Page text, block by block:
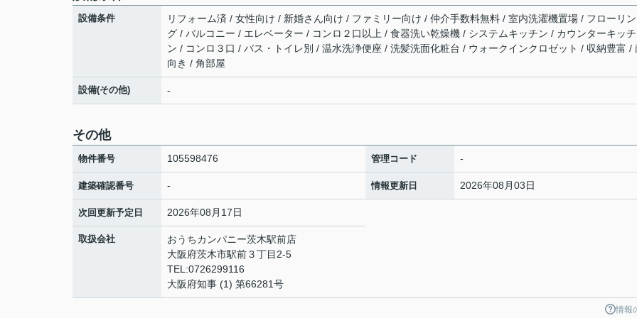
設備条件
リフォーム済 / 女性向け / 新婚さん向け / ファミリー向け / 仲介手数料無料 / 室内洗濯機置場 / フローリン
グ / バルコニー / エレベーター / コンロ２口以上 / 食器洗い乾燥機 / システムキッチン / カウンターキッチ
ン / コンロ３口 / バス・トイレ別 / 温水洗浄便座 / 洗髪洗面化粧台 / ウォークインクロゼット / 収納豊富 /
向き / 角部屋
設備(その他) -
その他
物件番号 105598476 管理コード -
建築確認番号 - 情報更新日 2026年08月03日
次回更新予定日 2026年08月17日
取扱会社
おうちカンパニー茨木駅前店
大阪府茨木市駅前３丁目2-5
TEL:0726299116
大阪府知事 (1) 第66281号
情報